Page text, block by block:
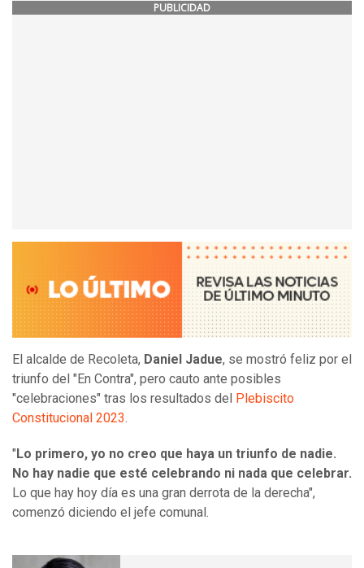
PUBLICIDAD
El alcalde de Recoleta, Daniel Jadue, se mostró feliz por el
triunfo del "En Contra", pero cauto ante posibles
"celebraciones" tras los resultados del Plebiscito
Constitucional 2023.
"Lo primero, yo no creo que haya un triunfo de nadie.
No hay nadie que esté celebrando ni nada que celebrar.
Lo que hay hoy día es una gran derrota de la derecha",
comenzó diciendo el jefe comunal.